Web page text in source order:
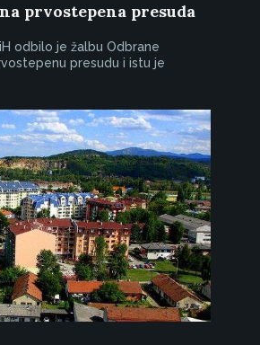
prvostepena presuda
odbilo je žalbu Odbrane
presudu i istu je